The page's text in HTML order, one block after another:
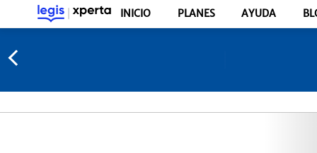
INICIO PLANES AYUDA